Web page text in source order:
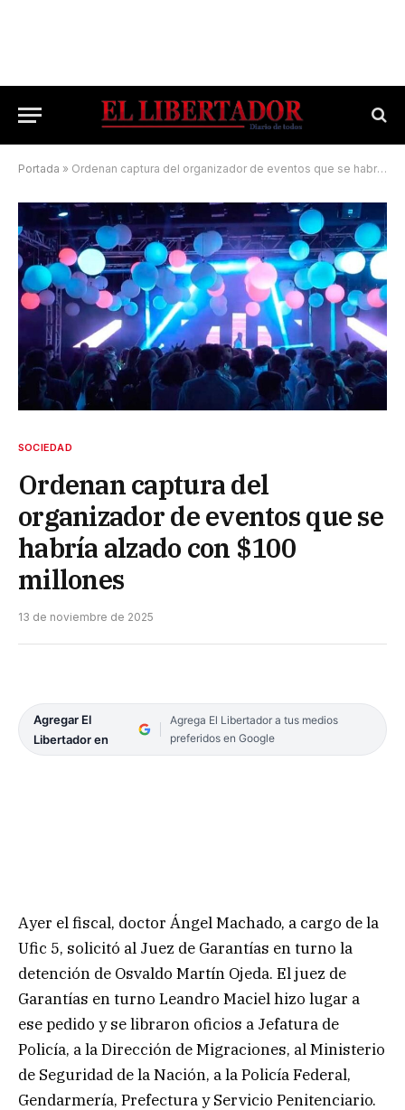
Portada » Ordenan captura del organizador de eventos que se habría alzado con $100 millones
SOCIEDAD
Ordenan captura del
organizador de eventos que se
habría alzado con $100
millones
13 de noviembre de 2025
Agregar El
Libertador en
Agrega El Libertador a tus medios
preferidos en Google
Ayer el fiscal, doctor Ángel Machado, a cargo de la
Ufic 5, solicitó al Juez de Garantías en turno la
detención de Osvaldo Martín Ojeda. El juez de
Garantías en turno Leandro Maciel hizo lugar a
ese pedido y se libraron oficios a Jefatura de
Policía, a la Dirección de Migraciones, al Ministerio
de Seguridad de la Nación, a la Policía Federal,
Gendarmería, Prefectura y Servicio Penitenciario.